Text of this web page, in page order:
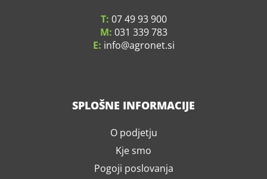
T: 07 49 93 900
M: 031 339 783
E: info agronet.si
SPLOŠNE INFORMACIJE
O podjetju
Kje smo
Pogoji poslovanja